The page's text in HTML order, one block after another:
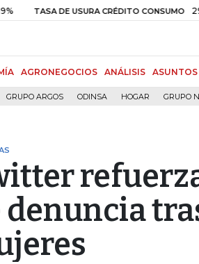
TASA DE USURA CRÉDITO CONSUMO 29,66%
AGRONEGOCIOS ANÁLISIS ASUNTOS
GRUPO ARGOS ODINSA HOGAR GRUPO
denuncia